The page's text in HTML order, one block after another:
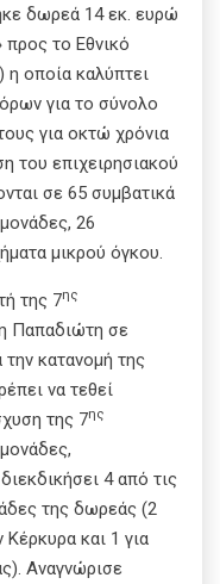
δωρεά 14 εκ. ευρώ
προς το Εθνικό
οποία καλύπτει
για το σύνολο
για οκτώ χρόνια
του επιχειρησιακού
σε 65 συμβατικά
26
μικρού όγκου.
της 7ης
Παπαδιώτη σε
κατανομή της
να τεθεί
της 7ης
4 από τις
της δωρεάς (2
Κέρκυρα και 1 για
Αναγνώρισε